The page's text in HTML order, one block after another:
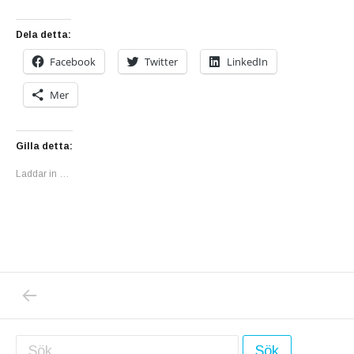
Dela detta:
Facebook Twitter LinkedIn
Mer
Gilla detta:
Laddar in …
Inläggsnavigering
Sök efter: